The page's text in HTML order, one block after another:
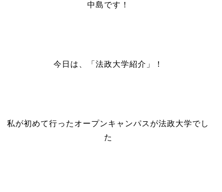
中島です！
今日は、「法政大学紹介」！
私が初めて行ったオープンキャンパスが法政大学でし
た